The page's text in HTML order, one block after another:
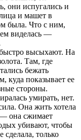
они испугались и
и машет в
была. Что с ним,
виделась —
высыхают. На
Там, где
бежать
куда показывает ее
стороны.
умирать, нет.
Она жить хотела
она сжимает
убивают, чтобы
только